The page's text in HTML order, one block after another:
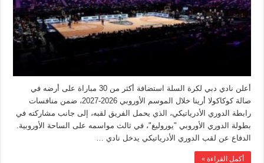
أعلن نادي دبي لكرة السلة استضافة أكثر من 30 مباراة على أرضه في
صالة كوكاكولا أرينا خلال الموسم الأوروبي 2026-2027، ضمن منافسات
رابطة الدوري الأدرياتيكي، الذي يحمل الفريق لقبه، إلى جانب مشاركته في
بطولة الدوري الأوروبي "يوروليغ"، في ثالث مواسمه على الساحة الأوروبية.
الدفاع عن لقب الدوري الأدرياتيكي يدخل نادي …
أكمل القراءة »